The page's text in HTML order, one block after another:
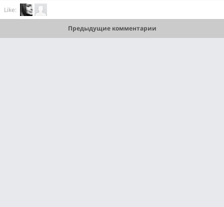
Like:
Предыдущие комментарии